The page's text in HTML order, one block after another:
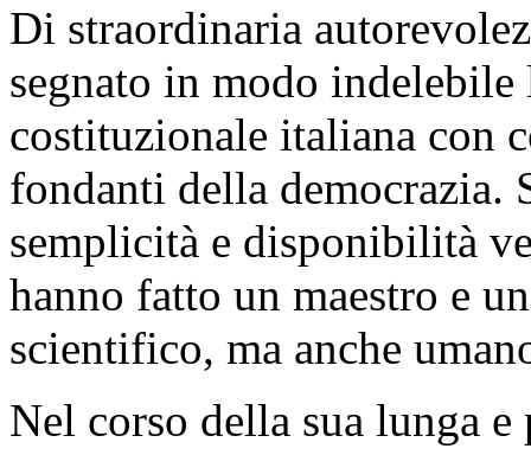
Di straordinaria
segnato in modo
costituzionale italiana con
fondanti della democrazia.
semplicità e disponibilità
hanno fatto un maestro e
scientifico, ma anche
Nel corso della sua lunga